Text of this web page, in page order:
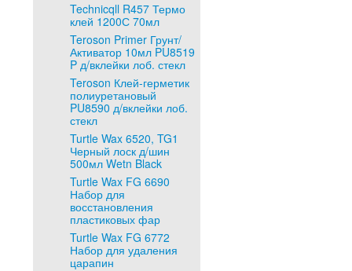
Technicqll R457 Термо
клей 1200С 70мл
Teroson Primer Грунт/
Активатор 10мл PU8519
P д/вклейки лоб. стекл
Teroson Клей-герметик
полиуретановый
PU8590 д/вклейки лоб.
стекл
Turtle Wax 6520, TG1
Черный лоск д/шин
500мл Wetn Black
Turtle Wax FG 6690
Набор для
восстановления
пластиковых фар
Turtle Wax FG 6772
Набор для удаления
царапин